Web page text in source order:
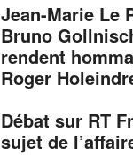
Jean-Marie Le
Bruno
rendent
Roger
Débat sur RT
sujet de